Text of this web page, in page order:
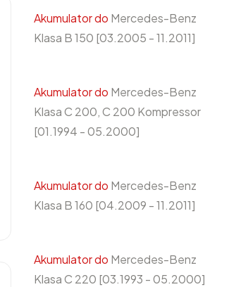
Akumulator do Mercedes-Benz
Klasa B 150 [03.2005 - 11.2011]
Akumulator do Mercedes-Benz
Klasa C 200, C 200 Kompressor
[01.1994 - 05.2000]
Akumulator do Mercedes-Benz
Klasa B 160 [04.2009 - 11.2011]
Akumulator do Mercedes-Benz
Klasa C 220 [03.1993 - 05.2000]